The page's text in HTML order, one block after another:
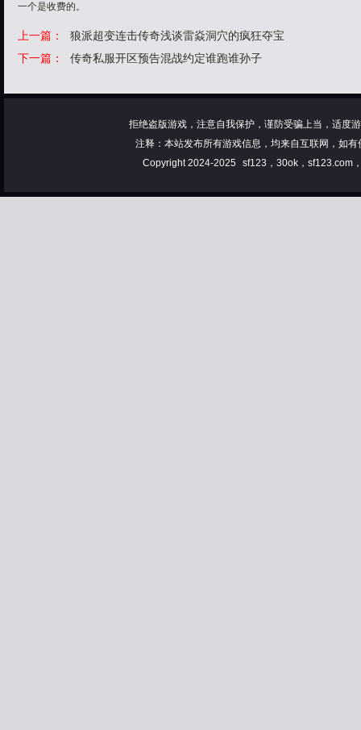
一个是收费的。
上一篇：
狼派超变连击传奇浅谈雷焱洞穴的疯狂夺宝
下一篇：
传奇私服开区预告混战约定谁跑谁孙子
拒绝盗版游戏，注意自我保护，谨防受骗上当，适度
注释：本站发布所有游戏信息，均来自互联网，如
Copyright 2024-2025
sf123，30ok，sf123.com